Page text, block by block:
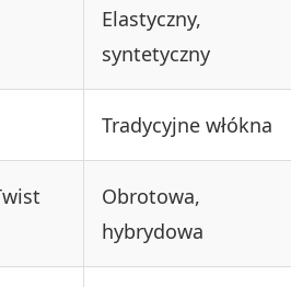
Elastyczny,
syntetyczny
Tradycyjne włókna
Obrotowa,
hybrydowa